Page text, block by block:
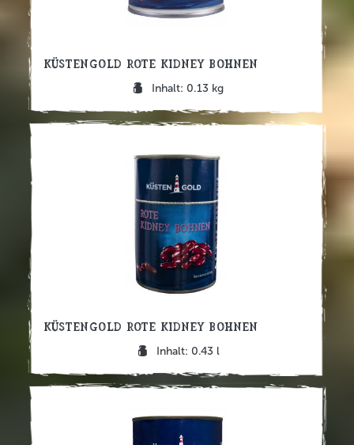
Küstengold Rote Kidney Bohnen
Inhalt: 0.13 kg
Küstengold Rote Kidney Bohnen
Inhalt: 0.43 l